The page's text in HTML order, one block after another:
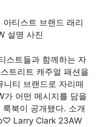
스트들과 함께하는 자
트리트 캐주얼 패션을
니티 브랜드로 자리매
가 어떤 메시지를 담을
북이 공개됐다. 소개
Larry Clark 23AW